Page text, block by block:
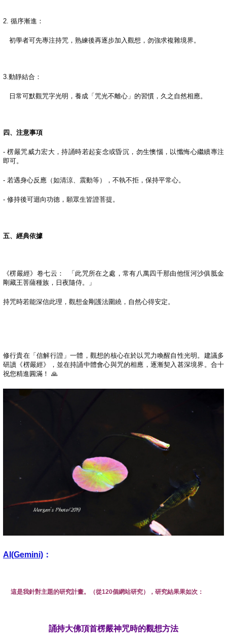
2. 循序漸進：
初學者可先專注持咒，熟練後再逐步加入觀想，勿強求複雜境界。
3. 動靜結合：
日常可默觀咒字光明，養成「咒光不離心」的習慣，久之自然相應。
四、注意事項
-楞嚴咒威力宏大，持誦時若起妄念或昏沉，勿生懊惱，以懺悔心繼續專注
即可。
- 若遇身心反應（如清涼、震動等），不執不拒，保持平常心。
- 修持後可迴向功德，願眾生皆證菩提。
五、經典依據
《楞嚴經》卷七云：
「此咒所在之處，常有八萬四千那由他恆河沙俱胝金
剛藏王菩薩種族，日夜隨侍。」
持咒時若能深信此理，觀想金剛護法圍繞，自然心得安定。
修行貴在「信解行證」一體，觀想的核心在於以咒力喚醒自性光明。建議多
研讀《楞嚴經》，並在持誦中體會心與咒的相應，逐漸契入甚深境界。合十
祝您精進圓滿！ 🙏
AI(Gemini) ：
這是我針對主題的研究計畫。（從120個網站研究），研究結果果如次：
誦持大佛頂首楞嚴神咒時的觀想方法